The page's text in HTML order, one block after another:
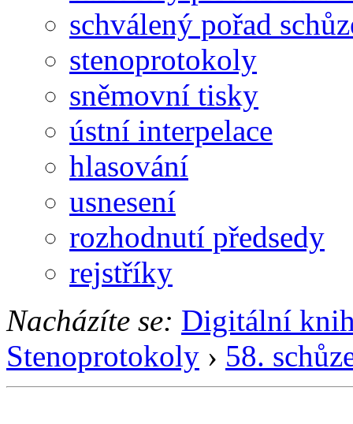
schválený pořad
stenoprotokoly
sněmovní tisky
ústní interpelace
hlasování
usnesení
rozhodnutí předsedy
rejstříky
Nacházíte se: Digitální
Stenoprotokoly › 58.